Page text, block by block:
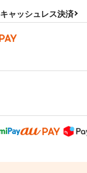
キャッシュレス決済